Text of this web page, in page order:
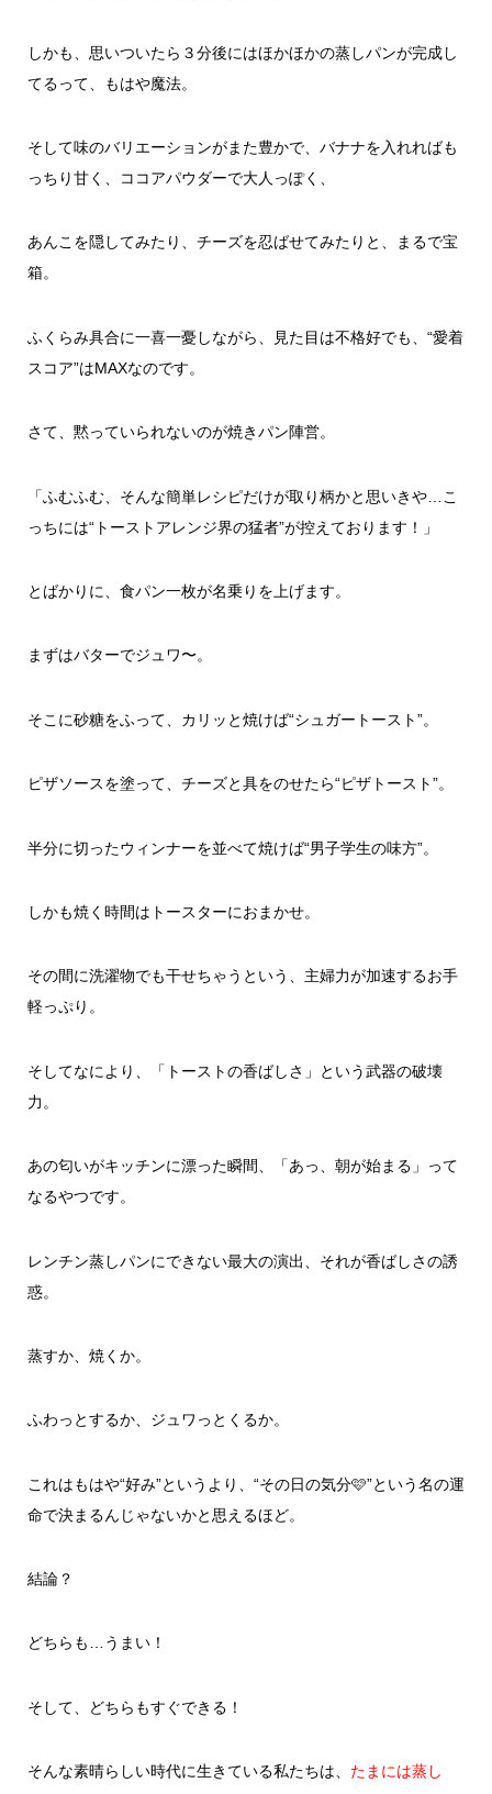
しかも、思いついたら３分後にはほかほかの蒸しパンが完成し
てるって、もはや魔法。
そして味のバリエーションがまた豊かで、バナナを入れればも
っちり甘く、ココアパウダーで大人っぽく、
あんこを隠してみたり、チーズを忍ばせてみたりと、まるで宝
箱。
ふくらみ具合に一喜一憂しながら、見た目は不格好でも、“愛着
スコア”はMAXなのです。
さて、黙っていられないのが焼きパン陣営。
「ふむふむ、そんな簡単レシピだけが取り柄かと思いきや…こ
っちには“トーストアレンジ界の猛者”が控えております！」
とばかりに、食パン一枚が名乗りを上げます。
まずはバターでジュワ〜。
そこに砂糖をふって、カリッと焼けば“シュガートースト”。
ピザソースを塗って、チーズと具をのせたら“ピザトースト”。
半分に切ったウィンナーを並べて焼けば“男子学生の味方”。
しかも焼く時間はトースターにおまかせ。
その間に洗濯物でも干せちゃうという、主婦力が加速するお手
軽っぷり。
そしてなにより、「トーストの香ばしさ」という武器の破壊
力。
あの匂いがキッチンに漂った瞬間、「あっ、朝が始まる」って
なるやつです。
レンチン蒸しパンにできない最大の演出、それが香ばしさの誘
惑。
蒸すか、焼くか。
ふわっとするか、ジュワっとくるか。
これはもはや“好み”というより、“その日の気分🩷”という名の運
命で決まるんじゃないかと思えるほど。
結論？
どちらも…うまい！
そして、どちらもすぐできる！
そんな素晴らしい時代に生きている私たちは、 たまには蒸し